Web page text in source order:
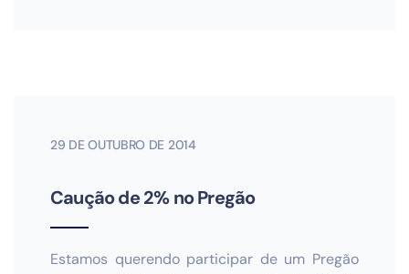
29 DE OUTUBRO DE 2014
Caução de 2% no Pregão
Estamos querendo participar de um Pregão